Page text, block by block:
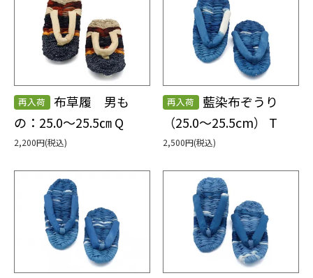
再入荷
布草履 男も
の：25.0～25.5㎝ Q
2,200円(税込)
再入荷
藍染布ぞうり
（25.0～25.5cm） T
2,500円(税込)